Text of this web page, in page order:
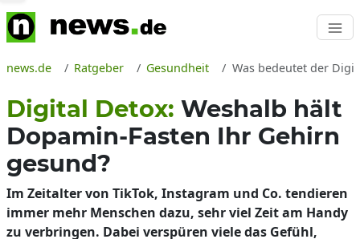
news.de Ratgeber Gesundheit Was bedeutet der
Digital Detox: Weshalb hält
Dopamin-Fasten Ihr Gehirn
gesund?
Im Zeitalter von TikTok, Instagram und Co. tendieren
immer mehr Menschen dazu, sehr viel Zeit am Handy
zu verbringen. Dabei verspüren viele das Gefühl,